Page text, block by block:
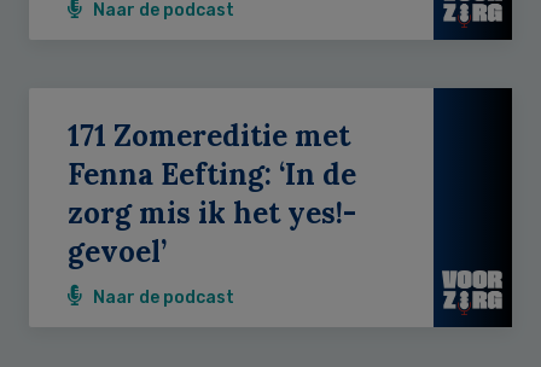
Naar de podcast
171 Zomereditie met
Fenna Eefting: ‘In de
zorg mis ik het yes!-
gevoel’
Naar de podcast